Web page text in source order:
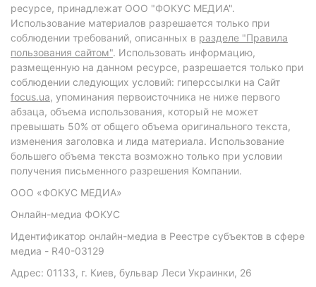
ресурсе, принадлежат ООО "ФОКУС МЕДИА".
Использование материалов разрешается только при
соблюдении требований, описанных в разделе "Правила
пользования сайтом". Использовать информацию,
размещенную на данном ресурсе, разрешается только при
соблюдении следующих условий: гиперссылки на Сайт
focus.ua, упоминания первоисточника не ниже первого
абзаца, объема использования, который не может
превышать 50% от общего объема оригинального текста,
изменения заголовка и лида материала. Использование
большего объема текста возможно только при условии
получения письменного разрешения Компании.
ООО «ФОКУС МЕДИА»
Онлайн-медиа ФОКУС
Идентификатор онлайн-медиа в Реестре субъектов в сфере
медиа - R40-03129
Адрес: 01133, г. Киев, бульвар Леси Украинки, 26